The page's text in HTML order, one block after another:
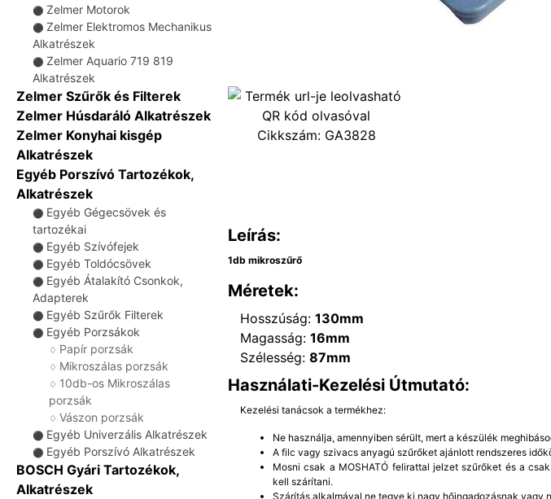
⚫ Zelmer Motorok
⚫ Zelmer Elektromos Mechanikus
Alkatrészek
⚫ Zelmer Aquario 719 819
Alkatrészek
Zelmer Szűrők és Filterek
Zelmer Húsdaráló Alkatrészek
Zelmer Konyhai kisgép
Alkatrészek
Egyéb Porszívó Tartozékok,
Alkatrészek
⚫ Egyéb Gégecsövek és
tartozékai
⚫ Egyéb Szívófejek
⚫ Egyéb Toldócsövek
⚫ Egyéb Átalakító Csonkok,
Adapterek
⚫ Egyéb Szűrők Filterek
⚫ Egyéb Porzsákok
♢ Papír porzsák
♢ Mikroszálas porzsák
♢ 10db-os Mikroszálas
porzsák
♢ Vászon porzsák
⚫ Egyéb Univerzális Alkatrészek
⚫ Egyéb Porszívó Alkatrészek
BOSCH Gyári Tartozékok,
Alkatrészek
Cikkszám: GA3828
Leírás:
1db mikroszűrő
Méretek:
Hosszúság: 130mm
Magasság: 16mm
Szélesség: 87mm
Használati-Kezelési Útmutató:
Kezelési tanácsok a termékhez:
Ne használja, amennyiben sérült, mert a készülék
A filc vagy szivacs anyagú szűrőket ajánlott rendszeres
Mosni csak a MOSHATÓ felirattal jelzet szűrőket és a
kell szárítani.
Szárítás alkalmával ne tegye ki nagy hőingadozásnak vagy